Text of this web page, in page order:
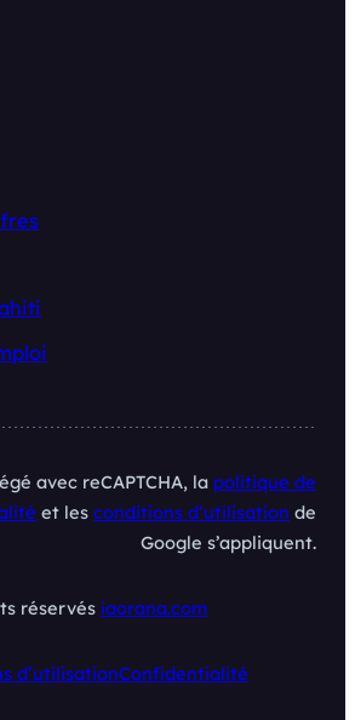
avec reCAPTCHA, la politique de
et les conditions d’utilisation de
Google s’appliquent.
réservés iaorana.com
d’utilisationConfidentialité